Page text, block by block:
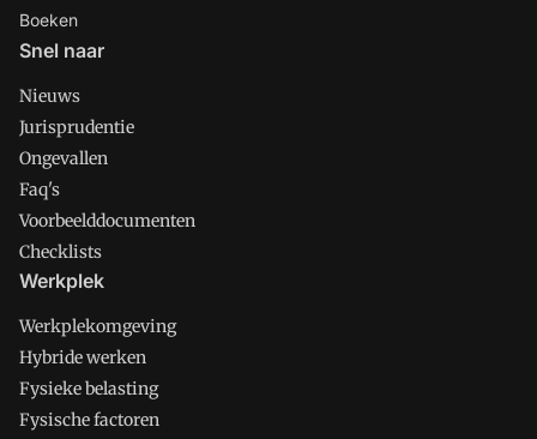
Boeken
Snel naar
Nieuws
Jurisprudentie
Ongevallen
Faq's
Voorbeelddocumenten
Checklists
Werkplek
Werkplekomgeving
Hybride werken
Fysieke belasting
Fysische factoren